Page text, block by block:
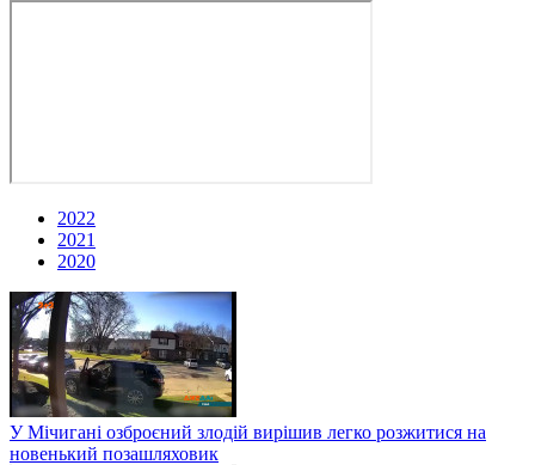
2022
2021
2020
У Мічигані озброєний злодій вирішив легко розжитися на
новенький позашляховик